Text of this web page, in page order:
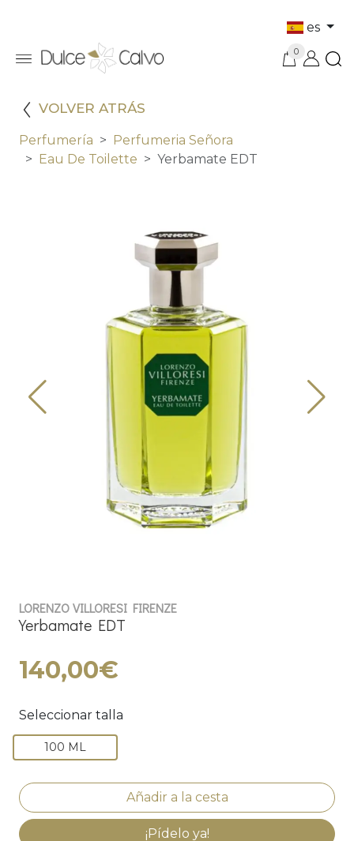
es
0
VOLVER ATRÁS
Perfumería
Perfumeria Señora
Eau De Toilette
Yerbamate EDT
LORENZO VILLORESI FIRENZE
Yerbamate EDT
140,00€
Seleccionar talla
100 ML
¡Pídelo ya!